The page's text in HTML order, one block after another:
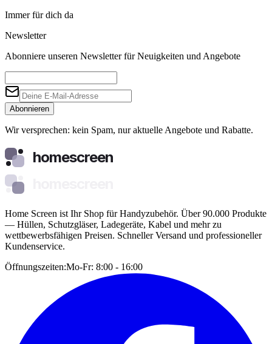
Immer für dich da
Newsletter
Abonniere unseren Newsletter für Neuigkeiten und Angebote
Abonnieren
Wir versprechen: kein Spam, nur aktuelle Angebote und Rabatte.
homescreen
Home Screen ist Ihr Shop für Handyzubehör. Über 90.000 Produkte
— Hüllen, Schutzgläser, Ladegeräte, Kabel und mehr zu
wettbewerbsfähigen Preisen. Schneller Versand und professioneller
Kundenservice.
Öffnungszeiten:Mo-Fr: 8:00 - 16:00